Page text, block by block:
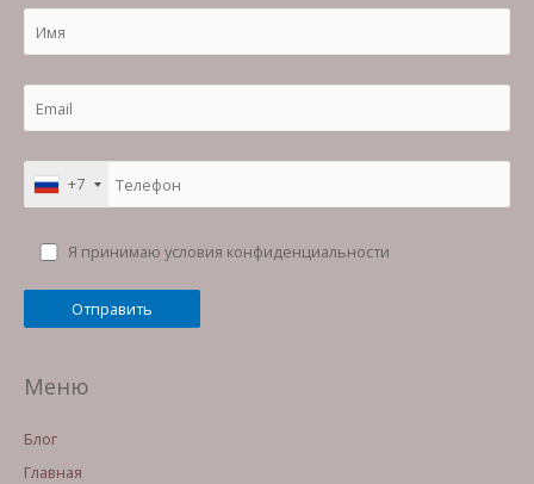
+7
Я принимаю условия конфиденциальности
Меню
Блог
Главная